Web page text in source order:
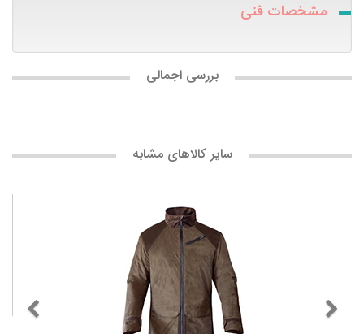
مشخصات فنی
بررسی اجمالی
سایر کالاهای مشابه